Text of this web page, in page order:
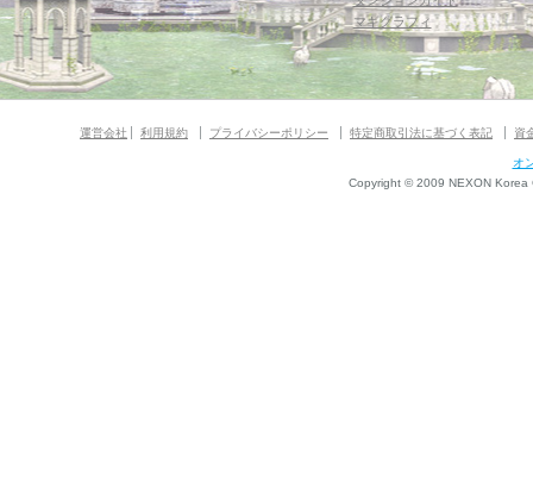
マギグラフィ
運営会社 利用規約 プライバシーポリシー 特定商取引法に基づく表記 資
オ
Copyright © 2009 NEXON Korea